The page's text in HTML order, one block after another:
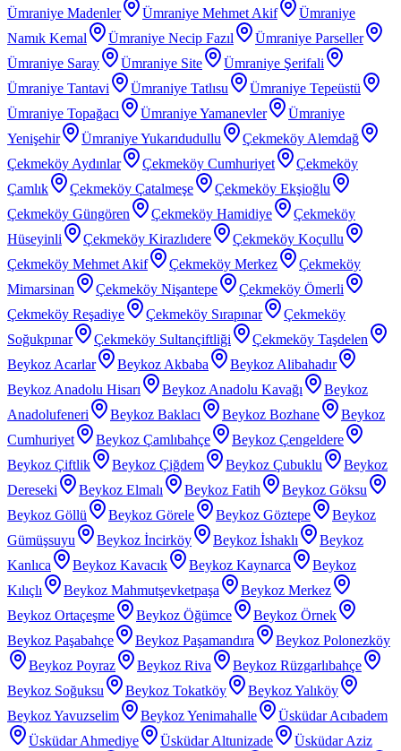
Ümraniye Madenler
Ümraniye Mehmet Akif
Ümraniye
Namık Kemal
Ümraniye Necip Fazıl
Ümraniye Parseller
Ümraniye Saray
Ümraniye Site
Ümraniye Şerifali
Ümraniye Tantavi
Ümraniye Tatlısu
Ümraniye Tepeüstü
Ümraniye Topağacı
Ümraniye Yamanevler
Ümraniye
Yenişehir
Ümraniye Yukarıdudullu
Çekmeköy Alemdağ
Çekmeköy Aydınlar
Çekmeköy Cumhuriyet
Çekmeköy
Çamlık
Çekmeköy Çatalmeşe
Çekmeköy Ekşioğlu
Çekmeköy Güngören
Çekmeköy Hamidiye
Çekmeköy
Hüseyinli
Çekmeköy Kirazlıdere
Çekmeköy Koçullu
Çekmeköy Mehmet Akif
Çekmeköy Merkez
Çekmeköy
Mimarsinan
Çekmeköy Nişantepe
Çekmeköy Ömerli
Çekmeköy Reşadiye
Çekmeköy Sırapınar
Çekmeköy
Soğukpınar
Çekmeköy Sultançiftliği
Çekmeköy Taşdelen
Beykoz Acarlar
Beykoz Akbaba
Beykoz Alibahadır
Beykoz Anadolu Hisarı
Beykoz Anadolu Kavağı
Beykoz
Anadolufeneri
Beykoz Baklacı Beykoz Bozhane
Beykoz
Cumhuriyet
Beykoz Çamlıbahçe
Beykoz Çengeldere
Beykoz Çiftlik
Beykoz Çiğdem Beykoz Çubuklu
Beykoz
Dereseki
Beykoz Elmalı Beykoz Fatih
Beykoz Göksu
Beykoz Göllü
Beykoz Görele Beykoz Göztepe
Beykoz
Gümüşsuyu
Beykoz İncirköy Beykoz İshaklı
Beykoz
Kanlıca
Beykoz Kavacık Beykoz Kaynarca
Beykoz
Kılıçlı
Beykoz Mahmutşevketpaşa
Beykoz Merkez
Beykoz Ortaçeşme
Beykoz Öğümce
Beykoz Örnek
Beykoz Paşabahçe
Beykoz Paşamandıra
Beykoz Polonezköy
Beykoz Poyraz
Beykoz Riva
Beykoz Rüzgarlıbahçe
Beykoz Soğuksu
Beykoz Tokatköy
Beykoz Yalıköy
Beykoz Yavuzselim
Beykoz Yenimahalle
Üsküdar Acıbadem
Üsküdar Ahmediye
Üsküdar Altunizade Üsküdar Aziz